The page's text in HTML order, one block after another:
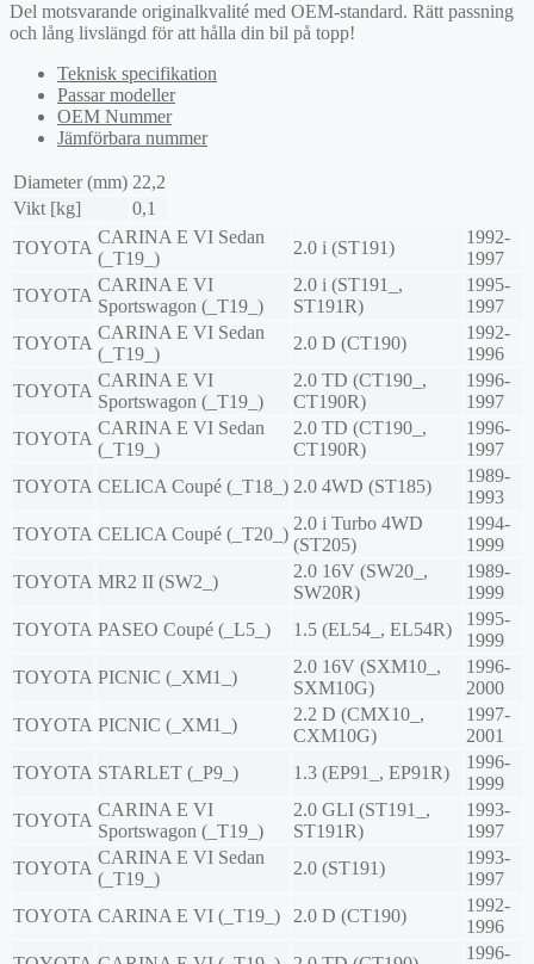
Del motsvarande originalkvalité med OEM-standard. Rätt passning
och lång livslängd för att hålla din bil på topp!
Teknisk specifikation
Passar modeller
OEM Nummer
Jämförbara nummer
Diameter (mm) 22,2
Vikt [kg]
0,1
TOYOTA
CARINA E VI Sedan
(_T19_)
2.0 i (ST191)
1992-
1997
TOYOTA
CARINA E VI
Sportswagon (_T19_)
2.0 i (ST191_,
ST191R)
1995-
1997
TOYOTA
CARINA E VI Sedan
(_T19_)
2.0 D (CT190)
1992-
1996
TOYOTA
CARINA E VI
Sportswagon (_T19_)
2.0 TD (CT190_,
CT190R)
1996-
1997
TOYOTA
CARINA E VI Sedan
(_T19_)
2.0 TD (CT190_,
CT190R)
1996-
1997
TOYOTA CELICA Coupé (_T18_) 2.0 4WD (ST185)
1989-
1993
TOYOTA CELICA Coupé (_T20_)
2.0 i Turbo 4WD
(ST205)
1994-
1999
TOYOTA MR2 II (SW2_)
2.0 16V (SW20_,
SW20R)
1989-
1999
TOYOTA PASEO Coupé (_L5_) 1.5 (EL54_, EL54R)
1995-
1999
TOYOTA PICNIC (_XM1_)
2.0 16V (SXM10_,
SXM10G)
1996-
2000
TOYOTA PICNIC (_XM1_)
2.2 D (CMX10_,
CXM10G)
1997-
2001
TOYOTA STARLET (_P9_) 1.3 (EP91_, EP91R)
1996-
1999
TOYOTA
CARINA E VI
Sportswagon (_T19_)
2.0 GLI (ST191_,
ST191R)
1993-
1997
TOYOTA
CARINA E VI Sedan
(_T19_)
2.0 (ST191)
1993-
1997
TOYOTA CARINA E VI (_T19_) 2.0 D (CT190)
1992-
1996
1996-